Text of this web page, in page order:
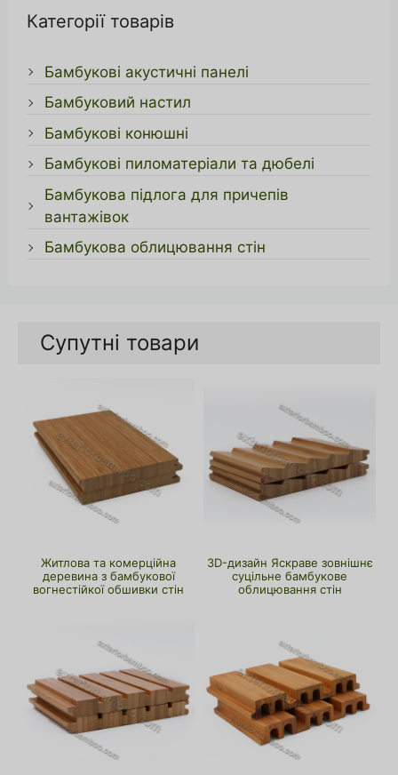
Категорії товарів
Бамбукові акустичні панелі
Бамбуковий настил
Бамбукові конюшні
Бамбукові пиломатеріали та дюбелі
Бамбукова підлога для причепів
вантажівок
Бамбукова облицювання стін
Супутні товари
Житлова та комерційна
деревина з бамбукової
вогнестійкої обшивки стін
3D-дизайн Яскраве зовнішнє
суцільне бамбукове
облицювання стін